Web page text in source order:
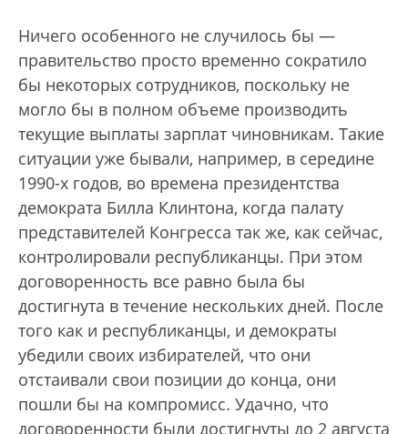
Ничего особенного не случилось бы —
правительство просто временно сократило
бы некоторых сотрудников, поскольку не
могло бы в полном объеме производить
текущие выплаты зарплат чиновникам. Такие
ситуации уже бывали, например, в середине
1990-х годов, во времена президентства
демократа Билла Клинтона, когда палату
представителей Конгресса так же, как сейчас,
контролировали республиканцы. При этом
договоренность все равно была бы
достигнута в течение нескольких дней. После
того как и республиканцы, и демократы
убедили своих избирателей, что они
отстаивали свои позиции до конца, они
пошли бы на компромисс. Удачно, что
договоренности были достигнуты до 2 августа